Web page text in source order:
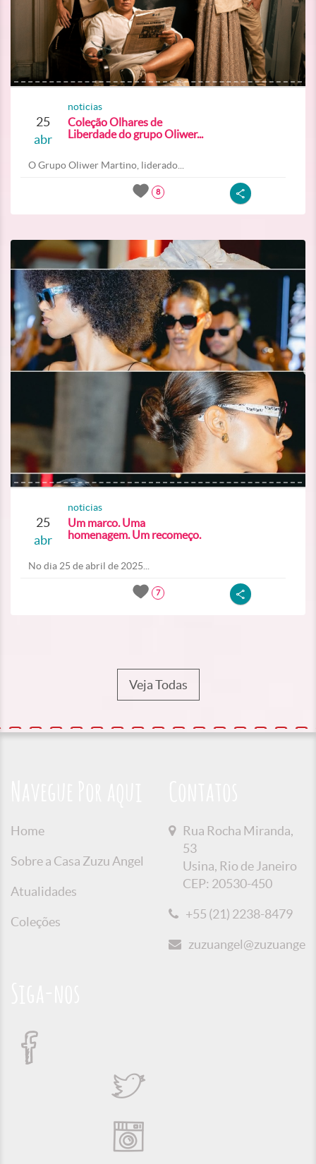
25
abr
noticias
Coleção Olhares de
Liberdade do grupo Oliwer...
O Grupo Oliwer Martino, liderado...
8
25
abr
noticias
Um marco. Uma
homenagem. Um recomeço.
No dia 25 de abril de 2025...
7
Veja Todas
Home
Sobre a Casa Zuzu Angel
Atualidades
Coleções
Rua Rocha Miranda,
53
Usina, Rio de Janeiro
CEP: 20530-450
+55 (21) 2238-8479